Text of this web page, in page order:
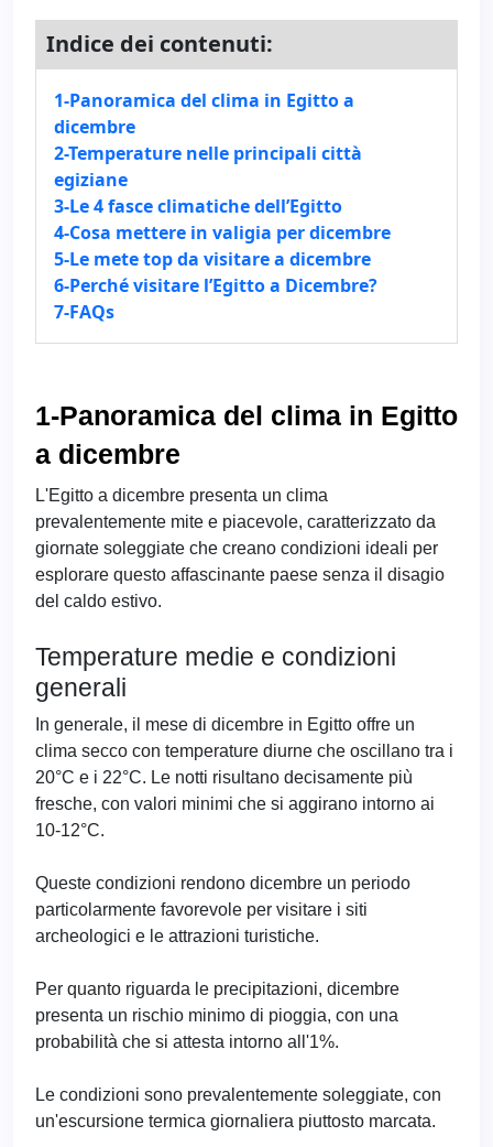
Indice dei contenuti:
1-Panoramica del clima in Egitto a
dicembre
2-Temperature nelle principali città
egiziane
3-Le 4 fasce climatiche dell’Egitto
4-Cosa mettere in valigia per dicembre
5-Le mete top da visitare a dicembre
6-Perché visitare l’Egitto a Dicembre?
7-FAQs
1-Panoramica del clima in Egitto
a dicembre
L'Egitto a dicembre presenta un clima
prevalentemente mite e piacevole, caratterizzato da
giornate soleggiate che creano condizioni ideali per
esplorare questo affascinante paese senza il disagio
del caldo estivo.
Temperature medie e condizioni
generali
In generale, il mese di dicembre in Egitto offre un
clima secco con temperature diurne che oscillano tra i
20°C e i 22°C. Le notti risultano decisamente più
fresche, con valori minimi che si aggirano intorno ai
10-12°C.
Queste condizioni rendono dicembre un periodo
particolarmente favorevole per visitare i siti
archeologici e le attrazioni turistiche.
Per quanto riguarda le precipitazioni, dicembre
presenta un rischio minimo di pioggia, con una
probabilità che si attesta intorno all'1%.
Le condizioni sono prevalentemente soleggiate, con
un'escursione termica giornaliera piuttosto marcata.